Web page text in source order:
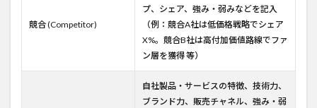
競合 (Competitor)
プ、シェア、強み・弱みなどを記入
（例：競合A社は低価格戦略でシェア
X%。競合B社は高付加価値路線でファ
ン層を獲得 等）
自社製品・サービスの特徴、技術力、
ブランド力、販売チャネル、強み・弱